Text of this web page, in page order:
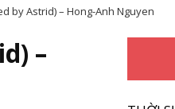
by Astrid) – Hong-Anh Nguyen
–